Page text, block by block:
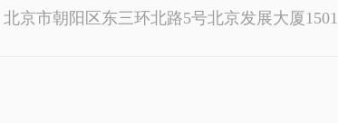
北京市朝阳区东三环北路5号北京发展大厦1501